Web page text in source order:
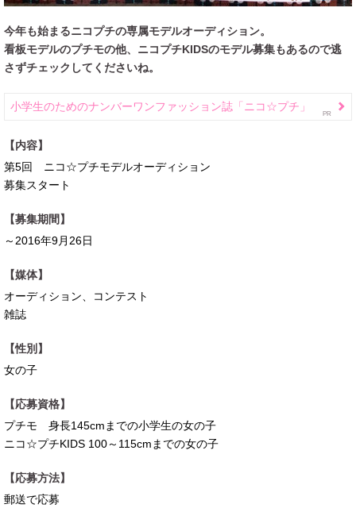
今年も始まるニコプチの専属モデルオーディション。
看板モデルのプチモの他、ニコプチKIDSのモデル募集もあるので逃
さずチェックしてくださいね。
小学生のためのナンバーワンファッション誌「ニコ☆プチ」
【内容】
第5回 ニコ☆プチモデルオーディション
募集スタート
【募集期間】
～2016年9月26日
【媒体】
オーディション、コンテスト
雑誌
【性別】
女の子
【応募資格】
プチモ 身長145cmまでの小学生の女の子
ニコ☆プチKIDS 100～115cmまでの女の子
【応募方法】
郵送で応募